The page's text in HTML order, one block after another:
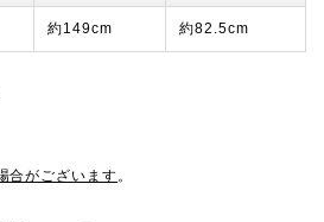
約149cm 約82.5cm
合がございます 。